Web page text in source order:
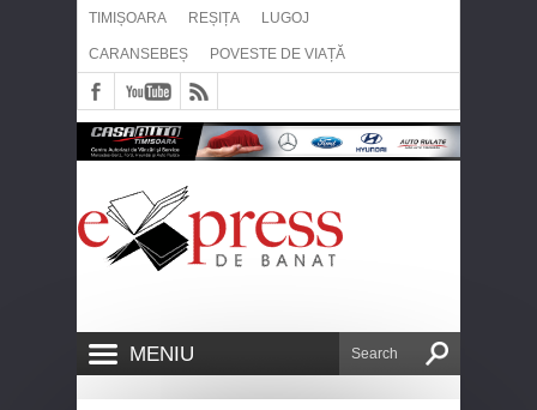
TIMIȘOARA REȘIȚA LUGOJ
CARANSEBEȘ POVESTE DE VIAȚĂ
MENIU